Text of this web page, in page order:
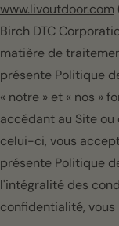
www.livoutdoor.com
Birch DTC
matière de
présente Politique
« notre » et « nos »
accédant au Site
celui-ci, vous
présente Politique
l'intégralité des
confidentialité, vous